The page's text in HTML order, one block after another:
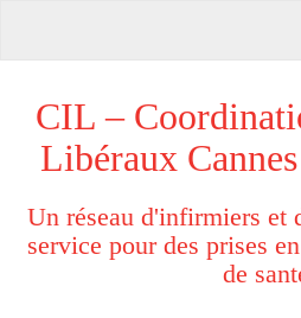
CIL –
Libéraux
Un réseau d'infirmiers et
service pour des prises
de